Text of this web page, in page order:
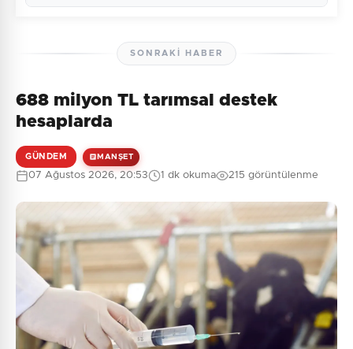
6 + 6 = ?
Gönder
Henüz yorum yapılmamış. İlk yorumu siz yapın!
SONRAKI HABER
688 milyon TL tarımsal destek
hesaplarda
GÜNDEM MANŞET
07 Ağustos 2026, 20:53 1 dk okuma 215 görüntülenme